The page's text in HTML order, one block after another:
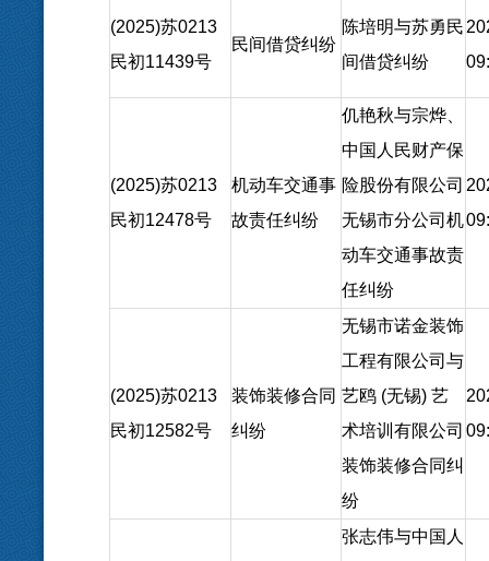
(2025)苏0213
民初11439号
民间借贷纠纷
陈培明与苏勇民
间借贷纠纷
(2025)苏0213
民初12478号
机动车交通事
故责任纠纷
仉艳秋与宗烨、
中国人民财产保
险股份有限公司
无锡市分公司机
动车交通事故责
任纠纷
(2025)苏0213
民初12582号
装饰装修合同
纠纷
无锡市诺金装饰
工程有限公司与
艺鸥 (无锡) 艺
术培训有限公司
装饰装修合同纠
纷
张志伟与中国人